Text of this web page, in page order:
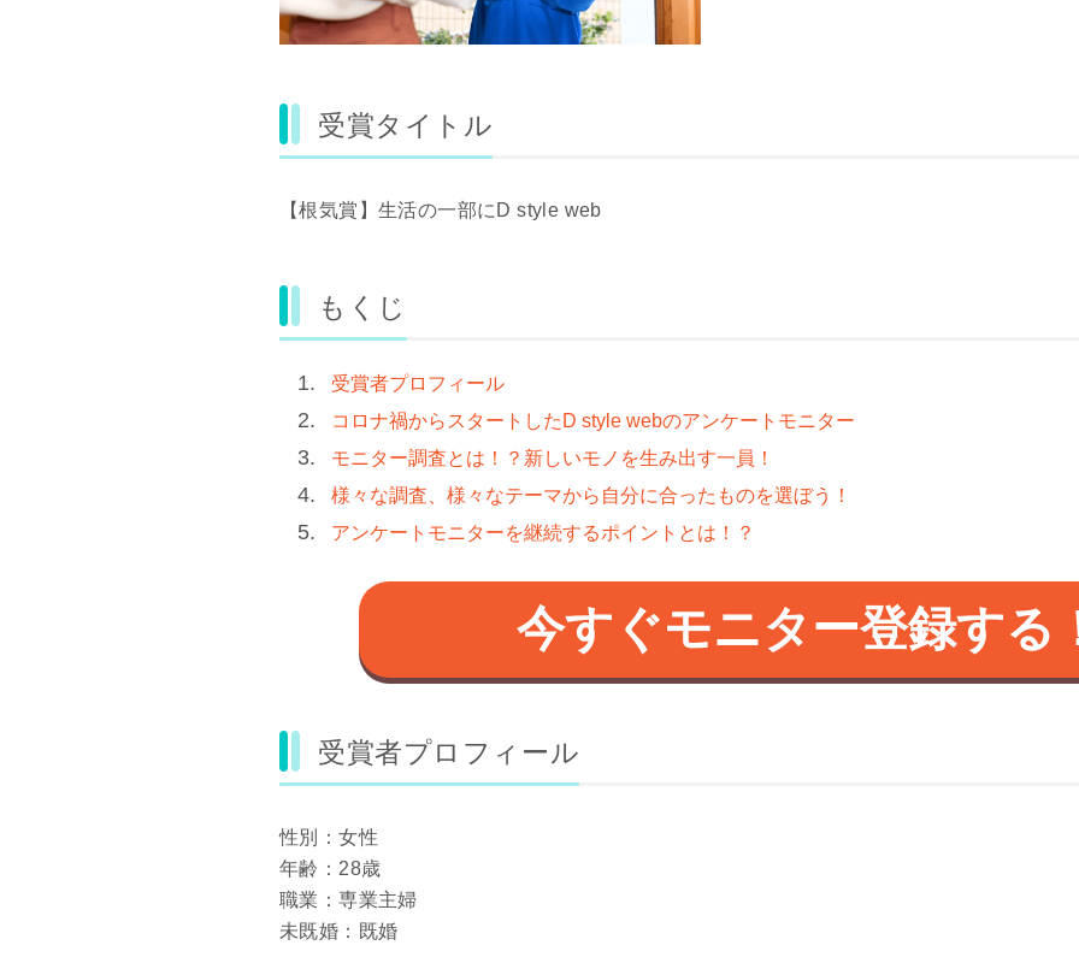
受賞タイトル
【根気賞】生活の一部にD style web
もくじ
受賞者プロフィール
コロナ禍からスタートしたD style webのアンケートモニター
モニター調査とは！？新しいモノを生み出す一員！
様々な調査、様々なテーマから自分に合ったものを選ぼう！
アンケートモニターを継続するポイントとは！？
今すぐモニター登録する
受賞者プロフィール
性別：女性
年齢：28歳
職業：専業主婦
未既婚：既婚